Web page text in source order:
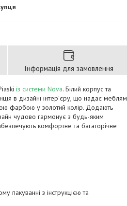
Інформація для замовлення
із системи Nova. Білий корпус та
в дизайні інтер'єру, що надає меблям
фарбою у золотий колір. Додають
чудово гармонує з будь-яким
комфортне та багаторічне
пакуванні з інструкцією та